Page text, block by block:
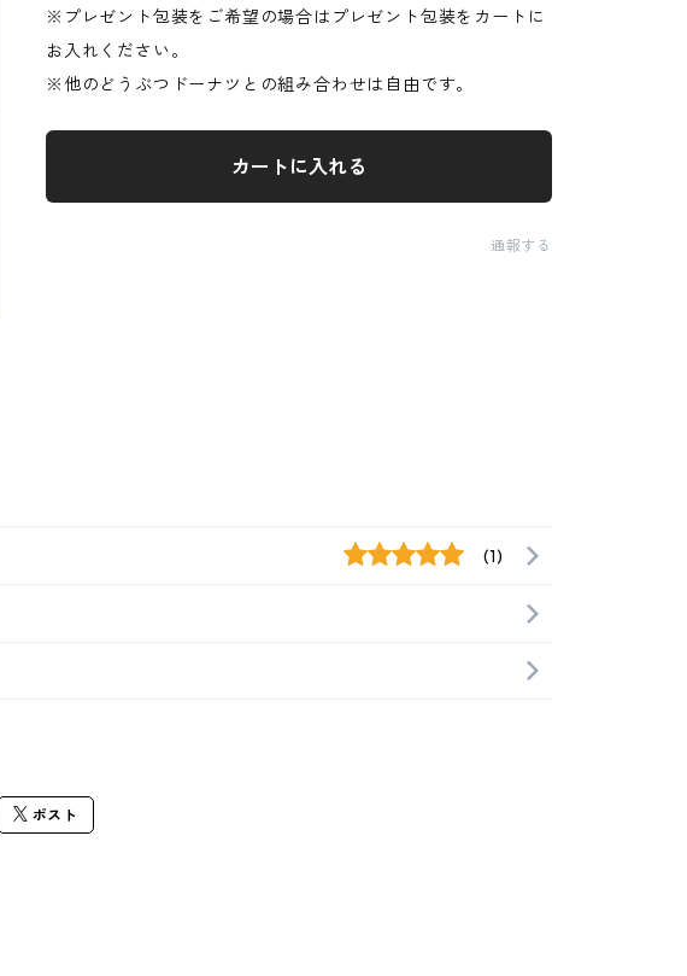
※プレゼント包装をご希望の場合はプレゼント包装をカートに
お入れください。
※他のどうぶつドーナツとの組み合わせは自由です。
カートに入れる
通報する
(1)
ポスト